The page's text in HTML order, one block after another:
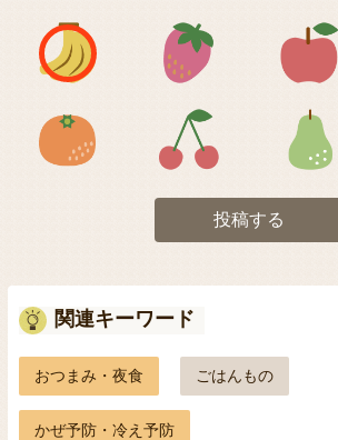
アイコン1 アイコン2
アイコン5 アイコン6
投稿する
関連キーワード
おつまみ・夜食 ごはんもの
かぜ予防・冷え予防